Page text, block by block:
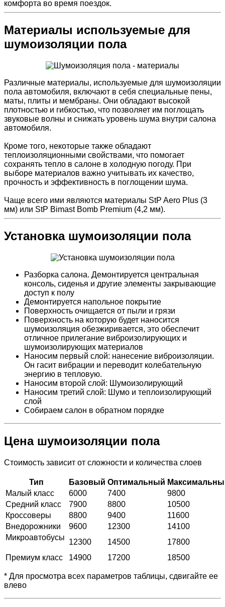
комфорта во время поездок.
Материалы используемые для
шумоизоляции пола
Различные материалы, используемые для шумоизоляции
пола автомобиля, включают в себя специальные пены,
маты, плиты и мембраны. Они обладают высокой
плотностью и гибкостью, что позволяет им поглощать
звуковые волны и снижать уровень шума внутри салона
автомобиля.
Кроме того, некоторые также обладают
теплоизоляционными свойствами, что помогает
сохранять тепло в салоне в холодную погоду. При
выборе материалов важно учитывать их качество,
прочность и эффективность в поглощении шума.
Чаще всего ими являются материалы StP Aero Plus (3
мм) или StP Bimast Bomb Premium (4,2 мм).
Установка шумоизоляции пола
Разборка салона. Демонтируется центральная
консоль, сиденья и другие элементы закрывающие
доступ к полу
Демонтируется напольное покрытие
Поверхность очищается от пыли и грязи
Поверхность на которую будет наносится
шумоизоляция обезжиривается, это обеспечит
отличное прилегание виброизолирующих и
шумоизолирующих материалов
Наносим первый слой: нанесение виброизоляции.
Он гасит вибрации и переводит колебательную
энергию в тепловую.
Наносим второй слой: Шумоизолирующий
Наносим третий слой: Шумо и теплоизолирующий
слой
Собираем салон в обратном порядке
Цена шумоизоляции пола
Стоимость зависит от сложности и количества слоев
Тип Базовый Оптимальный
Малый класс
6000 7400
9800
Средний класс
7900 8800
10500
Кроссоверы
8800 9400
11600
Внедорожники
9600 12300
14100
Микроавтобусы
12300 14500
17800
Премиум класс
14900 17200 18500
* Для просмотра всех параметров таблицы, сдвигайте ее
влево